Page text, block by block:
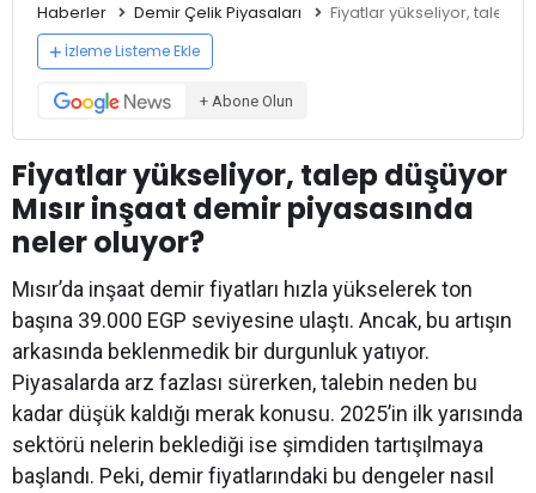
Haberler Demir Çelik Piyasaları Fiyatlar yükseliyor, talep
İzleme Listeme Ekle
+ Abone Olun
Fiyatlar yükseliyor, talep düşüyor
Mısır inşaat demir piyasasında
neler oluyor?
Mısır’da inşaat demir fiyatları hızla yükselerek ton
başına 39.000 EGP seviyesine ulaştı. Ancak, bu artışın
arkasında beklenmedik bir durgunluk yatıyor.
Piyasalarda arz fazlası sürerken, talebin neden bu
kadar düşük kaldığı merak konusu. 2025’in ilk yarısında
sektörü nelerin beklediği ise şimdiden tartışılmaya
başlandı. Peki, demir fiyatlarındaki bu dengeler nasıl